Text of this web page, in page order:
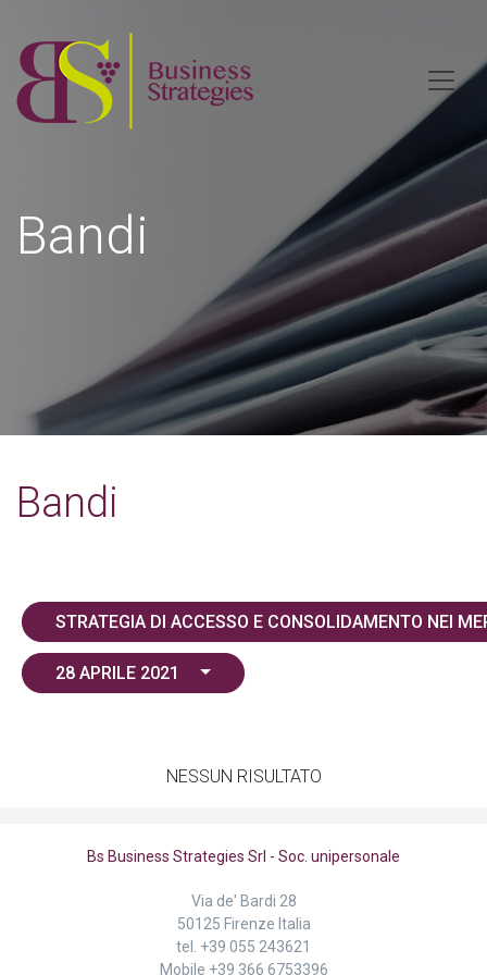
Bandi
Bandi
STRATEGIA DI ACCESSO E CONSOLIDAMENTO NEI
28 APRILE 2021
NESSUN RISULTATO
Bs Business Strategies Srl - Soc. unipersonale
Via de' Bardi 28
50125 Firenze Italia
tel. +39 055 243621
Mobile +39 366 6753396